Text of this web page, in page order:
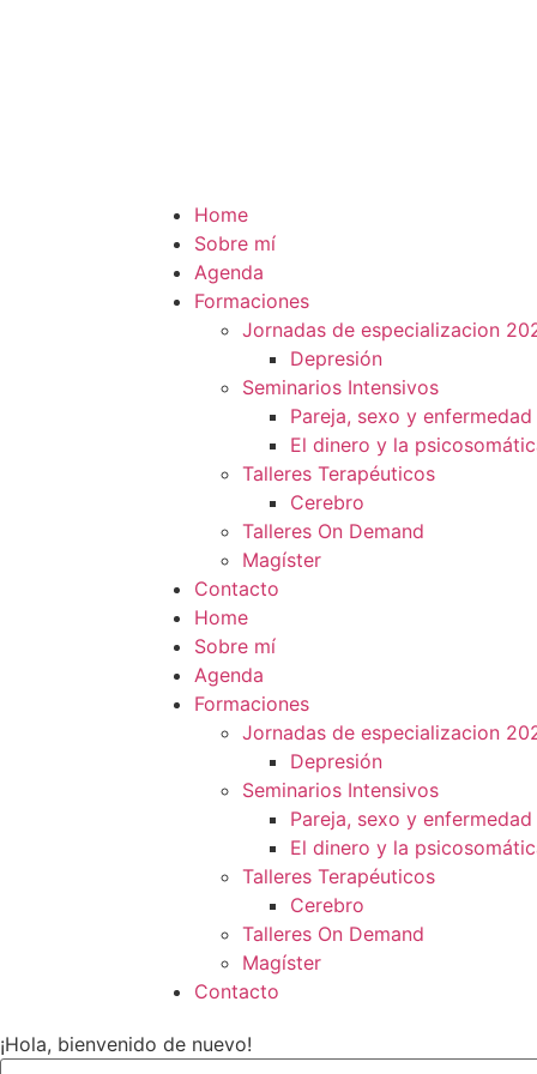
Home
Sobre mí
Agenda
Formaciones
Jornadas de especializacion
Depresión
Seminarios Intensivos
Pareja, sexo y enfermedad
El dinero y la
Talleres Terapéuticos
Cerebro
Talleres On Demand
Magíster
Contacto
Home
Sobre mí
Agenda
Formaciones
Jornadas de especializacion
Depresión
Seminarios Intensivos
Pareja, sexo y enfermedad
El dinero y la
Talleres Terapéuticos
Cerebro
Talleres On Demand
Magíster
Contacto
¡Hola, bienvenido de nuevo!